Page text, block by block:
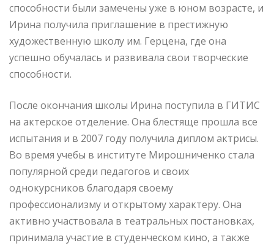
способности были замечены уже в юном возрасте, и
Ирина получила приглашение в престижную
художественную школу им. Герцена, где она
успешно обучалась и развивала свои творческие
способности.
После окончания школы Ирина поступила в ГИТИС
на актерское отделение. Она блестяще прошла все
испытания и в 2007 году получила диплом актрисы.
Во время учебы в институте Мирошниченко стала
популярной среди педагогов и своих
однокурсников благодаря своему
профессионализму и открытому характеру. Она
активно участвовала в театральных постановках,
принимала участие в студенческом кино, а также